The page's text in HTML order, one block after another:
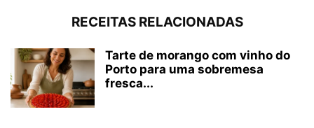
RECEITAS RELACIONADAS
Tarte de morango com vinho do
Porto para uma sobremesa
fresca...